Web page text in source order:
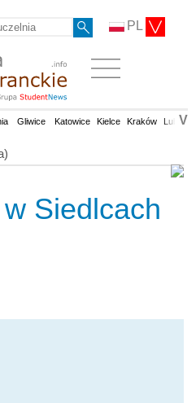
PL
Gliwice Katowice Kielce Kraków Lublin
V
Siedlcach